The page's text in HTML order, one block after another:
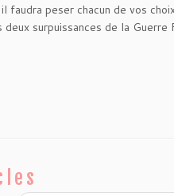
peser chacun de vos
surpuissances de la Guerre